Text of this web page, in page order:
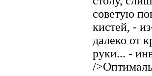
советую
кистей, -
далеко от
руки... -
/